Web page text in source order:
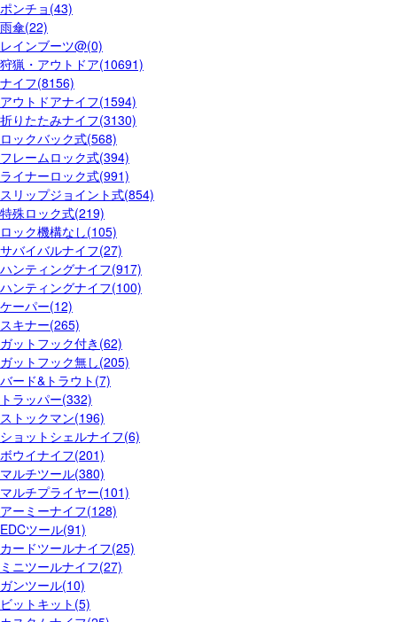
ポンチョ(43)
雨傘(22)
レインブーツ@(0)
狩猟・アウトドア(10691)
ナイフ(8156)
アウトドアナイフ(1594)
折りたたみナイフ(3130)
ロックバック式(568)
フレームロック式(394)
ライナーロック式(991)
スリップジョイント式(854)
特殊ロック式(219)
ロック機構なし(105)
サバイバルナイフ(27)
ハンティングナイフ(917)
ハンティングナイフ(100)
ケーパー(12)
スキナー(265)
ガットフック付き(62)
ガットフック無し(205)
バード&トラウト(7)
トラッパー(332)
ストックマン(196)
ショットシェルナイフ(6)
ボウイナイフ(201)
マルチツール(380)
マルチプライヤー(101)
アーミーナイフ(128)
EDCツール(91)
カードツールナイフ(25)
ミニツールナイフ(27)
ガンツール(10)
ビットキット(5)